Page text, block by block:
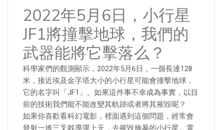
2022年5月6日，小行星
JF1將撞擊地球，我們的
武器能將它擊落么？
科學家們的觀測顯示，2022年5月6日，一個長達128
米，接近埃及金字塔大小的小行星可能會撞擊地球，
它的名字叫「JF1」。如果這件事不幸成為事實，以目
前的技術我們能不能改變其軌跡或者將其摧毀呢？
如果你喜歡看科幻電影，裡面遇到這個問題，經常會
發射一堆三叉戟導彈上天，去摧毀施暴的小行星。電